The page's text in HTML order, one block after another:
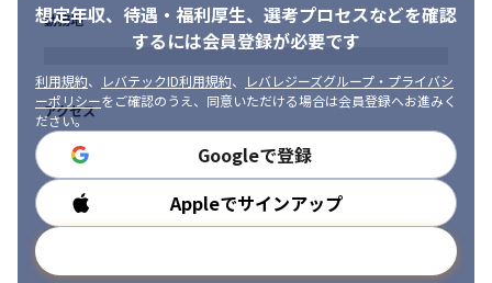
2025年10月、クラウドワークス コンサルティングは
社名を変更し、新しい仲間を迎え、新しく生まれ変わりました。
クラウドワークスコンサルティングへの変更に伴い、
エンジニアの働き方・給与/評価制度・福利厚生などの待遇部分で
のアップデートが完了いたしました。
また今後は働く条件面だけでなく、以下のようなプロジェクトを
拡大していきます。
・クラウドワークス本体のDX推進プロジェクト
・グループ内の自社サービス開発・改善
・専門エンジニアとしてのコアメンバー参加
【下記資格保持者は採用＆年収優遇中！】
CCNP
＜国家資格＞
ネットワークスペシャリスト
上記以外のパブリッククラウド系資格、ネットワーク系資格など
セキュリティやサーバー・クラウドも含めたインフラ全般の知識
成長意欲のある方、叶えたいキャリアプランをお持ちの方を歓迎
します！
想定年収、待遇・福利厚生、 選考プロセスなどを確認
するには会員登録が必要です
利用規約、 レバテックID利用規約、
レバレジーズグループ・プライバシ
ーポリシーをご確認のうえ、同意いただける場合は会員登録へお進みく
ださい。
Googleで登録
Appleでサインアップ
勤務地
アクセス
勤務時間